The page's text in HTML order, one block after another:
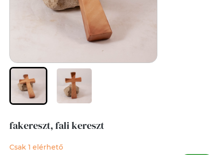
fakereszt, fali kereszt
Csak 1 elérhető